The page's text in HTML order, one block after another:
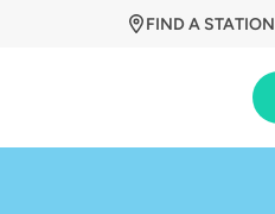
FIND A STATION